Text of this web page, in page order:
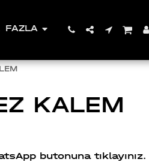
FAZLA
KALEM
butonuna tıklayınız.